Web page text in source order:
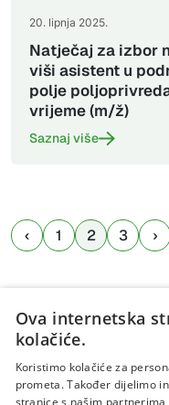
20. lipnja 2025.
Natječaj za izbor
viši asistent u
polje
vrijeme (m/ž)
Saznaj više
1 2 3
Ova internetska
kolačiće.
Koristimo kolačiće za
prometa. Također dijelimo
stranice s našim